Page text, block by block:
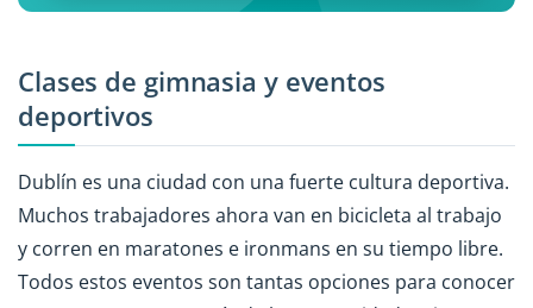
Clases de gimnasia y eventos
deportivos
Dublín es una ciudad con una fuerte cultura deportiva.
Muchos trabajadores ahora van en bicicleta al trabajo
y corren en maratones e ironmans en su tiempo libre.
Todos estos eventos son tantas opciones para conocer